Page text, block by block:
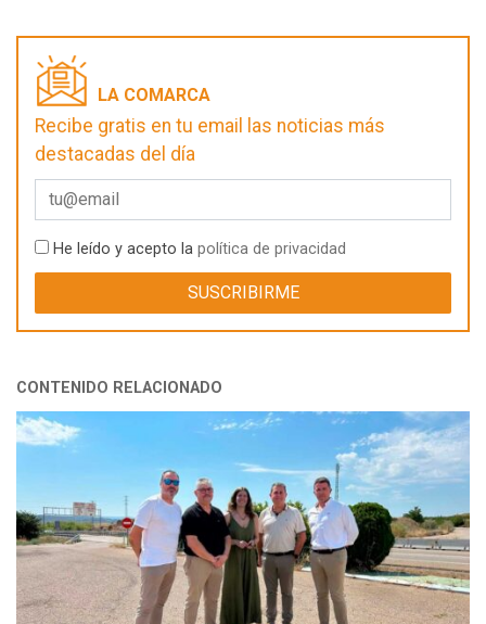
LA COMARCA
Recibe gratis en tu email las noticias más
destacadas del día
He leído y acepto la política de privacidad
CONTENIDO RELACIONADO